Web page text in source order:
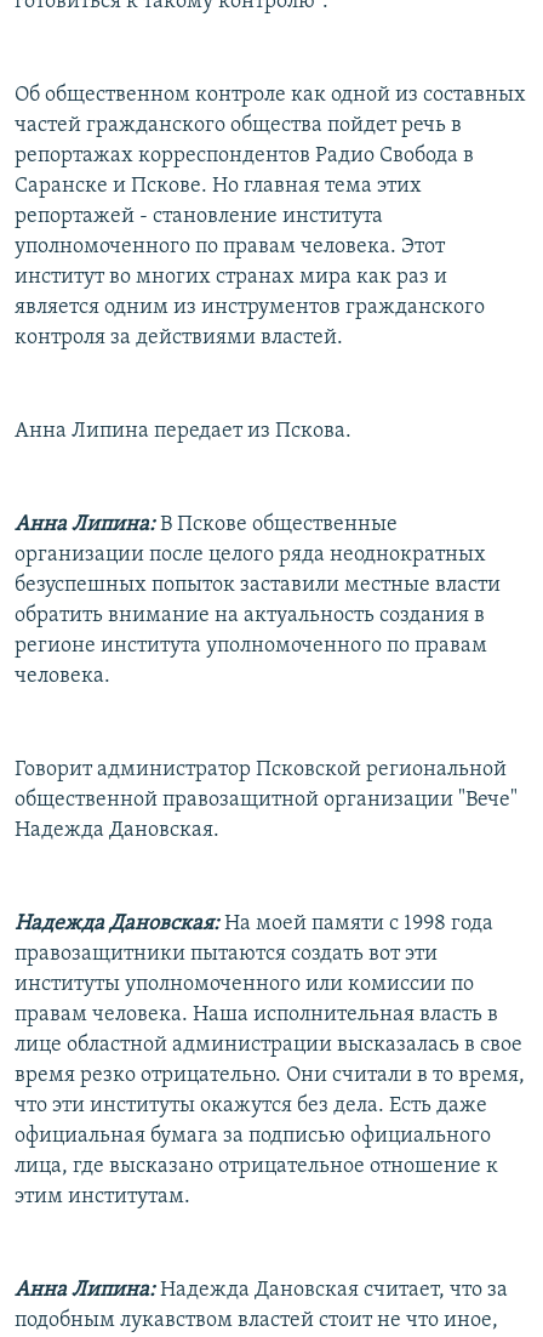
Об общественном контроле как одной из составных
частей гражданского общества пойдет речь в
репортажах корреспондентов Радио Свобода в
Саранске и Пскове. Но главная тема этих
репортажей - становление института
уполномоченного по правам человека. Этот
институт во многих странах мира как раз и
является одним из инструментов гражданского
контроля за действиями властей.
Анна Липина передает из Пскова.
Анна Липина:В Пскове общественные
организации после целого ряда неоднократных
безуспешных попыток заставили местные власти
обратить внимание на актуальность создания в
регионе института уполномоченного по правам
человека.
Говорит администратор Псковской региональной
общественной правозащитной организации "Вече"
Надежда Дановская.
Надежда Дановская:На моей памяти с 1998 года
правозащитники пытаются создать вот эти
институты уполномоченного или комиссии по
правам человека. Наша исполнительная власть в
лице областной администрации высказалась в свое
время резко отрицательно. Они считали в то время,
что эти институты окажутся без дела. Есть даже
официальная бумага за подписью официального
лица, где высказано отрицательное отношение к
этим институтам.
Анна Липина:Надежда Дановская считает, что за
подобным лукавством властей стоит не что иное,